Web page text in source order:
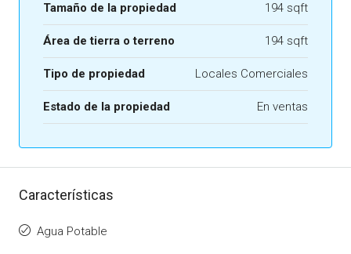
Tamaño de la propiedad 194 sqft
Área de tierra o terreno 194 sqft
Tipo de propiedad Locales Comerciales
Estado de la propiedad En ventas
Características
Agua Potable